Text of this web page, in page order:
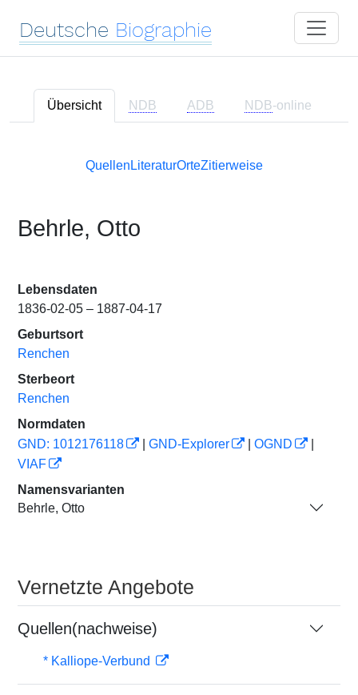
Deutsche Biographie
Übersicht NDB ADB NDB-online
Quellen LiteraturOrteZitierweise
Behrle, Otto
Lebensdaten
1836-02-05 – 1887-04-17
Geburtsort
Renchen
Sterbeort
Renchen
Normdaten
GND: 1012176118
GND-Explorer OGND
VIAF
Namensvarianten
Behrle, Otto
Vernetzte Angebote
Quellen(nachweise)
* Kalliope-Verbund